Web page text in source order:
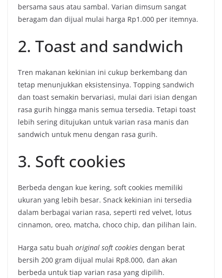
bersama saus atau sambal. Varian dimsum sangat
beragam dan dijual mulai harga Rp1.000 per itemnya.
2. Toast and sandwich
Tren makanan kekinian ini cukup berkembang dan
tetap menunjukkan eksistensinya. Topping sandwich
dan toast semakin bervariasi, mulai dari isian dengan
rasa gurih hingga manis semua tersedia. Tetapi toast
lebih sering ditujukan untuk varian rasa manis dan
sandwich untuk menu dengan rasa gurih.
3. Soft cookies
Berbeda dengan kue kering, soft cookies memiliki
ukuran yang lebih besar. Snack kekinian ini tersedia
dalam berbagai varian rasa, seperti red velvet, lotus
cinnamon, oreo, matcha, choco chip, dan pilihan lain.
Harga satu buah original soft cookies dengan berat
bersih 200 gram dijual mulai Rp8.000, dan akan
berbeda untuk tiap varian rasa yang dipilih.